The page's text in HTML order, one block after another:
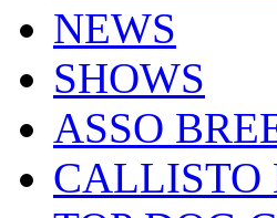
NEWS
SHOWS
ASSO
CALLISTO